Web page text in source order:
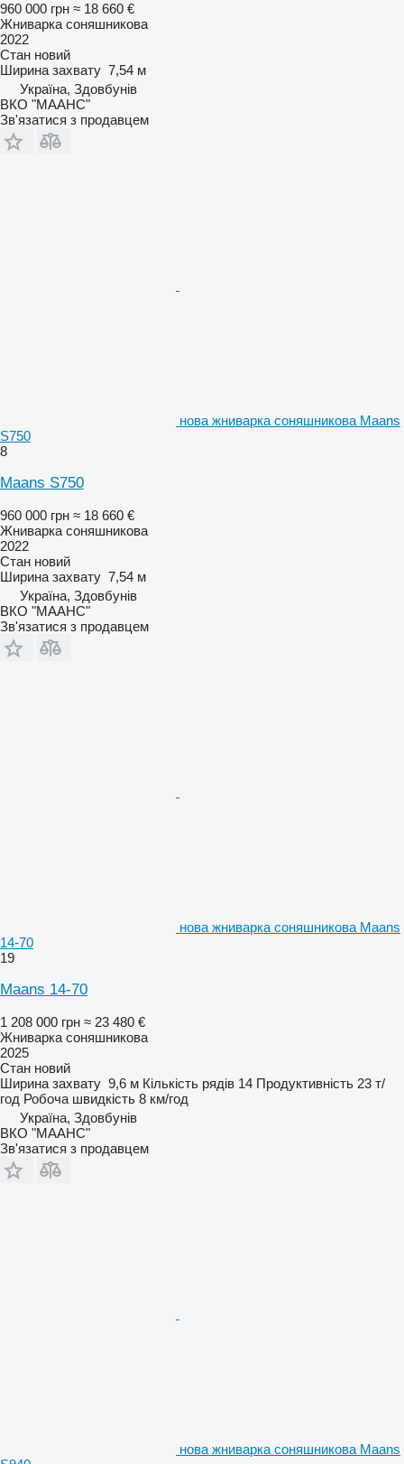
960 000 грн ≈ 18 660 €
Жниварка соняшникова
2022
Стан новий
Ширина захвату 7,54 м
Україна, Здовбунів
ВКО "МААНС"
Зв'язатися з продавцем
нова жниварка соняшникова Maans
S750
8
Maans S750
960 000 грн ≈ 18 660 €
Жниварка соняшникова
2022
Стан новий
Ширина захвату 7,54 м
Україна, Здовбунів
ВКО "МААНС"
Зв'язатися з продавцем
нова жниварка соняшникова Maans
14-70
19
Maans 14-70
1 208 000 грн ≈ 23 480 €
Жниварка соняшникова
2025
Стан новий
Ширина захвату 9,6 м Кількість рядів 14 Продуктивність 23 т/
год Робоча швидкість 8 км/год
Україна, Здовбунів
ВКО "МААНС"
Зв'язатися з продавцем
нова жниварка соняшникова Maans